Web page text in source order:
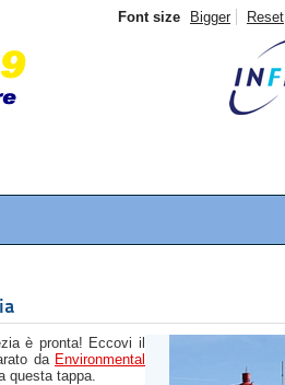
Font size Bigger Reset
è pronta! Eccovi il
da Environmental
questa tappa.